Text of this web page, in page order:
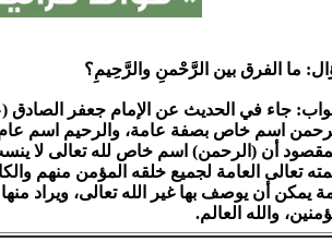
ما الفرق بين الرَّحْمنِ والرَّحِيمِ؟
جاء في الحديث عن الإمام جعفر الصادق
اسم خاص بصفة عامة، والرحيم اسم
أن (الرحمن) اسم خاص لله تعالى لا
تعالى العامة لجميع خلقه المؤمن منهم
يمكن أن يوصف بها غير الله تعالى، ويراد
والله العالم.